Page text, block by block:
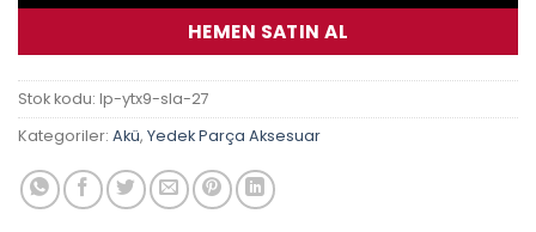
HEMEN SATIN AL
Stok kodu: lp-ytx9-sla-27
Kategoriler: Akü, Yedek Parça Aksesuar